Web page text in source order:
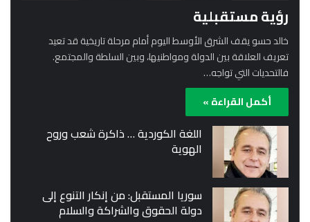
رؤية مستقبلية
خالد حسو يقف الشرق الأوسط اليوم أمام مرحلة تاريخية قد تعيد
تعريف العلاقة بين الدولة ومواطنيها، وبين السلطة والمجتمع.
فالتحديات التي تواجه…
أكمل القراءة »
اللغة الكوردية … ذاكرة شعب وروح
الهوية
سوريا المستقبل: من إنكار التنوع إلى
دولة الحقوق والشراكة والسلام